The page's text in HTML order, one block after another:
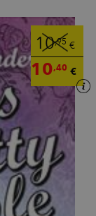
10,95 €
10,40 €